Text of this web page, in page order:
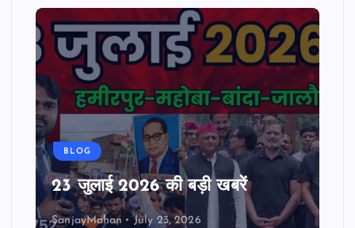
BLOG
23 जुलाई 2026 की बड़ी खबरें
SanjayMahan July 23, 2026